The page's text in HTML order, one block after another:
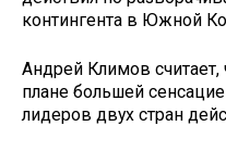
контингента в Южной
Андрей Климов
плане большей
лидеров двух стран